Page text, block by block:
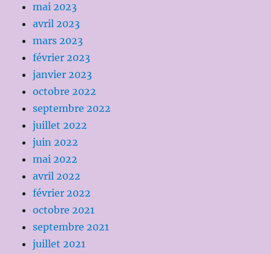
mai 2023
avril 2023
mars 2023
février 2023
janvier 2023
octobre 2022
septembre 2022
juillet 2022
juin 2022
mai 2022
avril 2022
février 2022
octobre 2021
septembre 2021
juillet 2021